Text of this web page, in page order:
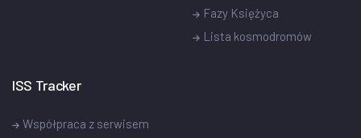
Fazy Księżyca
Lista kosmodromów
ISS Tracker
Współpraca z serwisem